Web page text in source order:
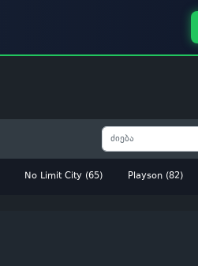
No Limit City (65) Playson (82)